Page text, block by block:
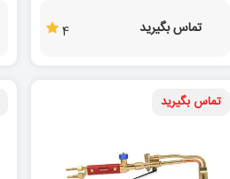
تماس بگیرید 4
تماس بگیرید